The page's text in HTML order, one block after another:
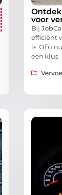
voor
Bij
efficiënt
is. Of u
een klus